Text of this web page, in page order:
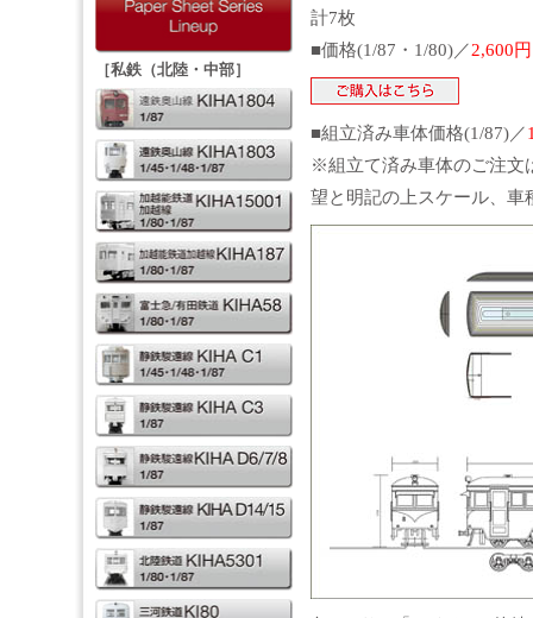
計7枚
■価格(1/87・1/80)／2,600円
■組立済み車体価格(1/87)／
※組立て済み車体のご注文
望と明記の上スケール、車
［私鉄（北陸・中部］